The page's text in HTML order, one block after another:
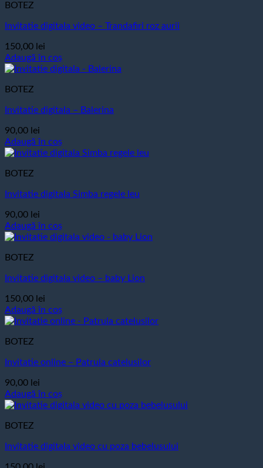
BOTEZ
Invitatie digitala video – Trandafiri roz aurii
150,00 lei
Adaugă în coș
BOTEZ
Invitatie digitala – Balerina
90,00 lei
Adaugă în coș
BOTEZ
Invitatie digitala Simba regele leu
90,00 lei
Adaugă în coș
BOTEZ
Invitatie digitala video – baby Lion
150,00 lei
Adaugă în coș
BOTEZ
Invitatie online – Patrula catelusilor
90,00 lei
Adaugă în coș
BOTEZ
Invitatie digitala video cu poza bebelusului